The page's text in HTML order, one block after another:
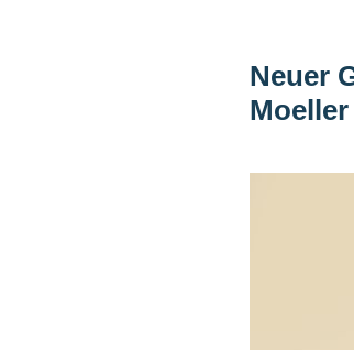
Neuer